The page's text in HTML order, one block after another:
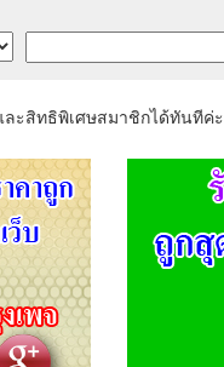
ละสิทธิพิเศษสมาชิกได้ทันทีค่ะ